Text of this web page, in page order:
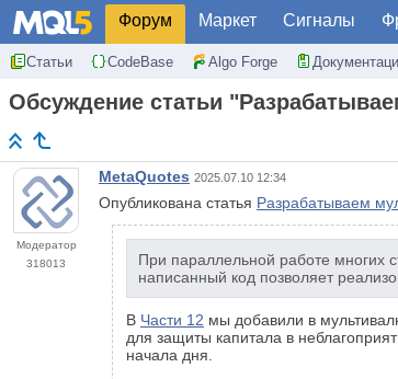
Форум Маркет Сигналы
Статьи CodeBase Algo Forge
Обсуждение статьи
Модератор
318013
MetaQuotes 2025.07.10 12:34
Опубликована статья Разрабатываем
При параллельной работе многих
написанный код позволяет
В Части 12 мы добавили в
для защиты капитала в
начала дня.